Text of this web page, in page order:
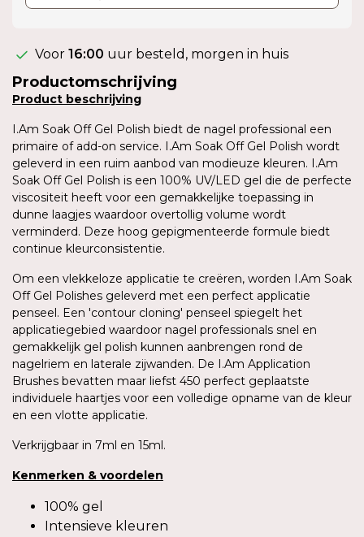
Voor 16:00 uur besteld, morgen in huis
Productomschrijving
Product beschrijving
I.Am Soak Off Gel Polish biedt de nagel professional een
primaire of add-on service. I.Am Soak Off Gel Polish wordt
geleverd in een ruim aanbod van modieuze kleuren. I.Am
Soak Off Gel Polish is een 100% UV/LED gel die de perfecte
viscositeit heeft voor een gemakkelijke toepassing in
dunne laagjes waardoor overtollig volume wordt
verminderd. Deze hoog gepigmenteerde formule biedt
continue kleurconsistentie.
Om een vlekkeloze applicatie te creëren, worden I.Am Soak
Off Gel Polishes geleverd met een perfect applicatie
penseel. Een 'contour cloning' penseel spiegelt het
applicatiegebied waardoor nagel professionals snel en
gemakkelijk gel polish kunnen aanbrengen rond de
nagelriem en laterale zijwanden. De I.Am Application
Brushes bevatten maar liefst 450 perfect geplaatste
individuele haartjes voor een volledige opname van de kleur
en een vlotte applicatie.
Verkrijgbaar in 7ml en 15ml.
Kenmerken & voordelen
100% gel
Intensieve kleuren